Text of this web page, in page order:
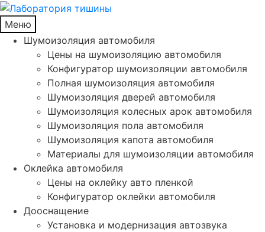
Меню
Шумоизоляция автомобиля
Цены на шумоизоляцию автомобиля
Конфигуратор шумоизоляции автомобиля
Полная шумоизоляция автомобиля
Шумоизоляция дверей автомобиля
Шумоизоляция колесных арок автомобиля
Шумоизоляция пола автомобиля
Шумоизоляция капота автомобиля
Материалы для шумоизоляции автомобиля
Оклейка автомобиля
Цены на оклейку авто пленкой
Конфигуратор оклейки автомобиля
Дооснащение
Установка и модернизация автозвука